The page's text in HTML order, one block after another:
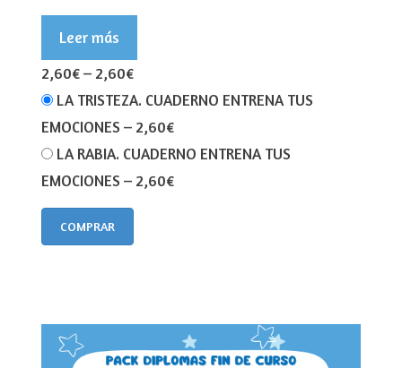
Leer más
2,60€– 2,60€
LA TRISTEZA. CUADERNO ENTRENA TUS
EMOCIONES – 2,60€
LA RABIA. CUADERNO ENTRENA TUS
EMOCIONES – 2,60€
COMPRAR